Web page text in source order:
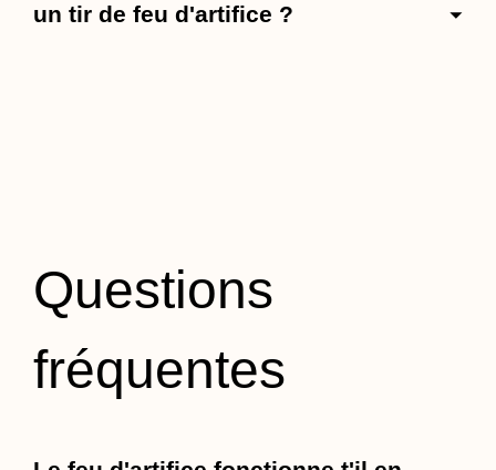
un tir de feu d'artifice ?
Questions
fréquentes